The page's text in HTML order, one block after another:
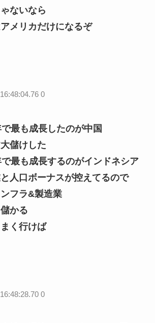
ないなら
メリカだけになるぞ
0
最も成長したのが中国
儲けした
最も成長するのがインドネシア
人口ボーナスが控えてるので
フラ&製造業
かる
く行けば
0